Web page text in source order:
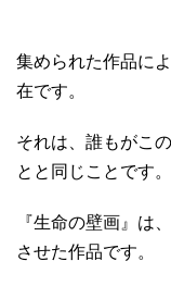
集められた作品に
在です。
それは、誰もがこ
とと同じことです。
『生命の壁画』は
させた作品です。